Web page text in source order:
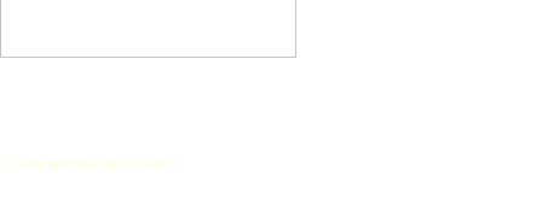
Copyright MyCorp © 2026